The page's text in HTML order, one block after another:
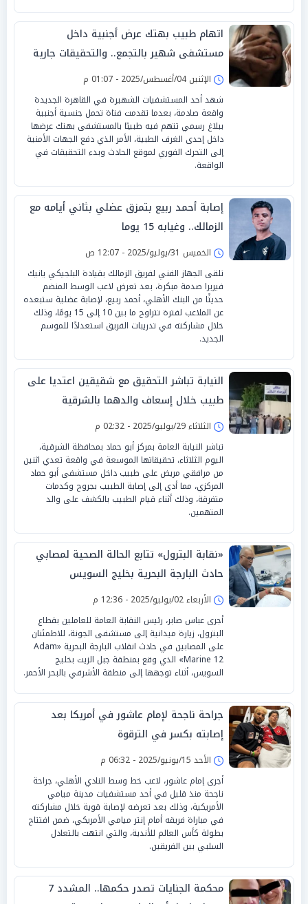
اتهام طبيب بهتك عرض أجنبية داخل
مستشفى شهير بالتجمع.. والتحقيقات جارية
الإثنين 04/أغسطس/2025 - 01:07 م
شهد أحد المستشفيات الشهيرة في القاهرة الجديدة
واقعة صادمة، بعدما تقدمت فتاة تحمل جنسية أجنبية
ببلاغ رسمي تتهم فيه طبيبًا بالمستشفى بهتك عرضها
داخل إحدى الغرف الطبية، الأمر الذي دفع الجهات الأمنية
إلى التحرك الفوري لموقع الحادث وبدء التحقيقات في
الواقعة.
إصابة أحمد ربيع بتمزق عضلي بثاني أيامه مع
الزمالك.. وغيابه 15 يوما
الخميس 31/يوليو/2025 - 12:07 ص
تلقى الجهاز الفني لفريق الزمالك بقيادة البلجيكي يانيك
فيريرا صدمة مبكرة، بعد تعرض لاعب الوسط المنضم
حديثًا من البنك الأهلي، أحمد ربيع، لإصابة عضلية ستبعده
عن الملاعب لفترة تتراوح ما بين 10 إلى 15 يومًا، وذلك
خلال مشاركته في تدريبات الفريق استعدادًا للموسم
الجديد.
النيابة تباشر التحقيق مع شقيقين اعتديا على
طبيب خلال إسعاف والدهما بالشرقية
الثلاثاء 29/يوليو/2025 - 02:32 م
تباشر النيابة العامة بمركز أبو حماد بمحافظة الشرقية،
اليوم الثلاثاء، تحقيقاتها الموسعة في واقعة تعدي اثنين
من مرافقي مريض على طبيب داخل مستشفى أبو حماد
المركزي، مما أدى إلى إصابة الطبيب بجروح وكدمات
متفرقة، وذلك أثناء قيام الطبيب بالكشف على والد
المتهمين.
«نقابة البترول» تتابع الحالة الصحية لمصابي
حادث البارجة البحرية بخليج السويس
الأربعاء 02/يوليو/2025 - 12:36 م
أجرى عباس صابر، رئيس النقابة العامة للعاملين بقطاع
البترول، زيارة ميدانية إلى مستشفى الجونة، للاطمئنان
على المصابين في حادث انقلاب البارجة البحرية «Adam
Marine 12» الذي وقع بمنطقة جبل الزيت بخليج
السويس، أثناء توجهها إلى منطقة الأشرفي بالبحر الأحمر.
جراحة ناجحة لإمام عاشور في أمريكا بعد
إصابته بكسر في الترقوة
الأحد 15/يونيو/2025 - 06:32 م
أجرى إمام عاشور، لاعب خط وسط النادي الأهلي، جراحة
ناجحة منذ قليل في أحد مستشفيات مدينة ميامي
الأمريكية، وذلك بعد تعرضه لإصابة قوية خلال مشاركته
في مباراة فريقه أمام إنتر ميامي الأمريكي، ضمن افتتاح
بطولة كأس العالم للأندية، والتي انتهت بالتعادل
السلبي بين الفريقين.
محكمة الجنايات تصدر حكمها.. المشدد 7